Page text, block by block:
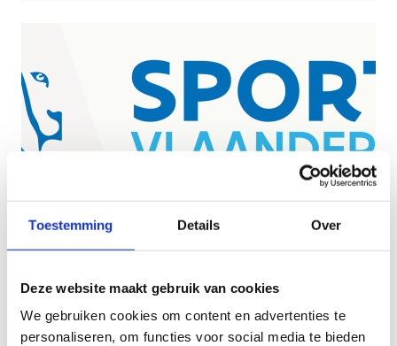
Toestemming Details Over
Deze website maakt gebruik van cookies
We gebruiken cookies om content en advertenties te
personaliseren, om functies voor social media te bieden
Logo Sport Vlaanderen kleur
transparante achtergrond
Bekijk
Download het logo Sport Vlaanderen kleur
transparante achtergrond in png